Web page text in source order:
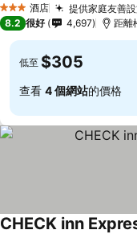
3 星級 酒店 提供家庭友善
8.2 很好 4,697 距離
低至 $305
查看 4 個網站的價格
CHECK inn